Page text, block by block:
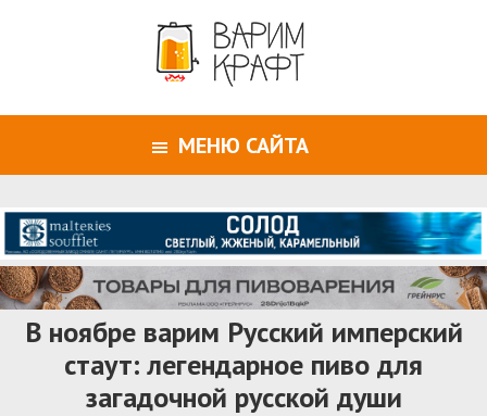
МЕНЮ САЙТА
В ноябре варим Русский имперский
стаут: легендарное пиво для
загадочной русской души